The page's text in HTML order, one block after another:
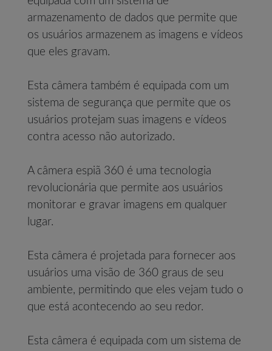
armazenamento de dados que permite que
os usuários armazenem as imagens e vídeos
que eles gravam.
Esta câmera também é equipada com um
sistema de segurança que permite que os
usuários protejam suas imagens e vídeos
contra acesso não autorizado.
A câmera espiã 360 é uma tecnologia
revolucionária que permite aos usuários
monitorar e gravar imagens em qualquer
lugar.
Esta câmera é projetada para fornecer aos
usuários uma visão de 360 graus de seu
ambiente, permitindo que eles vejam tudo o
que está acontecendo ao seu redor.
Esta câmera é equipada com um sistema de